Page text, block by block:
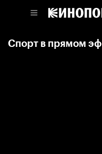
Спорт в прямом